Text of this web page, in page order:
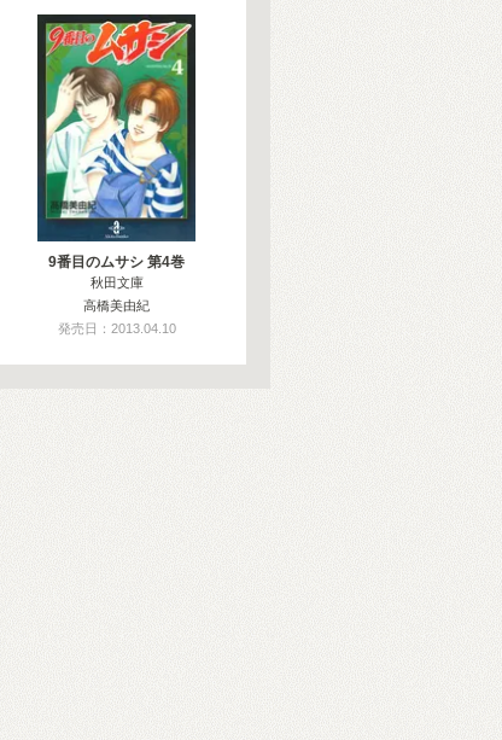
9番目のムサシ 第4巻
秋田文庫
高橋美由紀
発売日：2013.04.10